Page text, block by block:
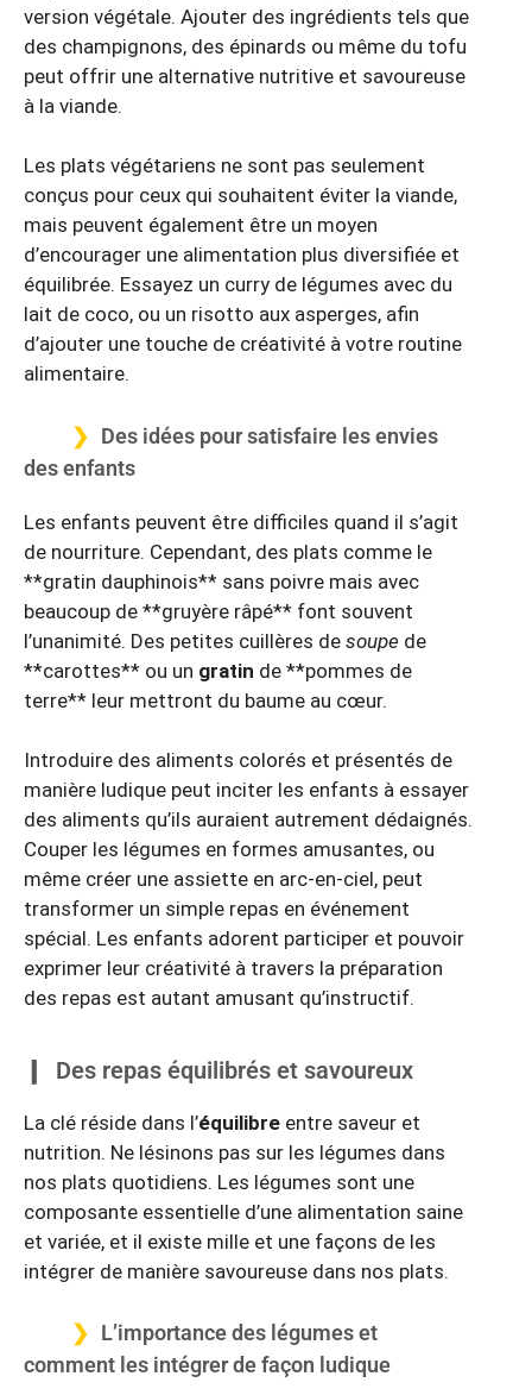
version végétale. Ajouter des ingrédients tels que
des champignons, des épinards ou même du tofu
peut offrir une alternative nutritive et savoureuse
à la viande.
Les plats végétariens ne sont pas seulement
conçus pour ceux qui souhaitent éviter la viande,
mais peuvent également être un moyen
d’encourager une alimentation plus diversifiée et
équilibrée. Essayez un curry de légumes avec du
lait de coco, ou un risotto aux asperges, afin
d’ajouter une touche de créativité à votre routine
alimentaire.
Des idées pour satisfaire les envies
des enfants
Les enfants peuvent être difficiles quand il s’agit
de nourriture. Cependant, des plats comme le
**gratin dauphinois** sans poivre mais avec
beaucoup de **gruyère râpé** font souvent
l’unanimité. Des petites cuillères de soupe de
**carottes** ou un gratin de **pommes de
terre** leur mettront du baume au cœur.
Introduire des aliments colorés et présentés de
manière ludique peut inciter les enfants à essayer
des aliments qu’ils auraient autrement dédaignés.
Couper les légumes en formes amusantes, ou
même créer une assiette en arc-en-ciel, peut
transformer un simple repas en événement
spécial. Les enfants adorent participer et pouvoir
exprimer leur créativité à travers la préparation
des repas est autant amusant qu’instructif.
Des repas équilibrés et savoureux
La clé réside dans l’équilibre entre saveur et
nutrition. Ne lésinons pas sur les légumes dans
nos plats quotidiens. Les légumes sont une
composante essentielle d’une alimentation saine
et variée, et il existe mille et une façons de les
intégrer de manière savoureuse dans nos plats.
L’importance des légumes et
comment les intégrer de façon ludique